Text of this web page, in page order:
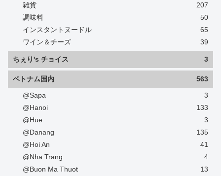
雑貨
207
調味料
50
インスタントヌードル
65
ワイン＆チーズ
39
ちぇり's チョイス 3
ベトナム国内 563
@Sapa
3
@Hanoi
133
@Hue
3
@Danang
135
@Hoi An
41
@Nha Trang
4
@Buon Ma Thuot
13